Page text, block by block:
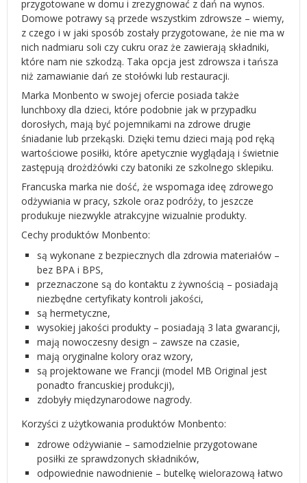
przygotowane w domu i zrezygnować z dań na wynos.
Domowe potrawy są przede wszystkim zdrowsze – wiemy,
z czego i w jaki sposób zostały przygotowane, że nie ma w
nich nadmiaru soli czy cukru oraz że zawierają składniki,
które nam nie szkodzą. Taka opcja jest zdrowsza i tańsza
niż zamawianie dań ze stołówki lub restauracji.
Marka Monbento w swojej ofercie posiada także
lunchboxy dla dzieci, które podobnie jak w przypadku
dorosłych, mają być pojemnikami na zdrowe drugie
śniadanie lub przekąski. Dzięki temu dzieci mają pod ręką
wartościowe posiłki, które apetycznie wyglądają i świetnie
zastępują drożdżówki czy batoniki ze szkolnego sklepiku.
Francuska marka nie dość, że wspomaga ideę zdrowego
odżywiania w pracy, szkole oraz podróży, to jeszcze
produkuje niezwykle atrakcyjne wizualnie produkty.
Cechy produktów Monbento:
są wykonane z bezpiecznych dla zdrowia materiałów –
bez BPA i BPS,
przeznaczone są do kontaktu z żywnością – posiadają
niezbędne certyfikaty kontroli jakości,
są hermetyczne,
wysokiej jakości produkty – posiadają 3 lata gwarancji,
mają nowoczesny design – zawsze na czasie,
mają oryginalne kolory oraz wzory,
są projektowane we Francji (model MB Original jest
ponadto francuskiej produkcji),
zdobyły międzynarodowe nagrody.
Korzyści z użytkowania produktów Monbento:
zdrowe odżywianie – samodzielnie przygotowane
posiłki ze sprawdzonych składników,
odpowiednie nawodnienie – butelkę wielorazową łatwo